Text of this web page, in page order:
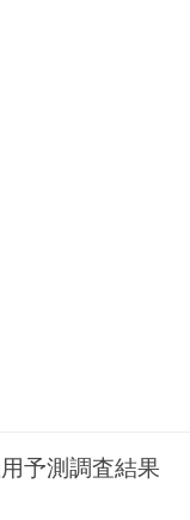
予測調査結果